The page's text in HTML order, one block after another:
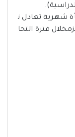
شهـرية تعادل ن
فترة التحا